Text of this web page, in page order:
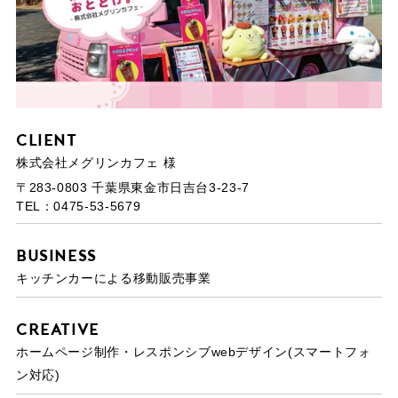
Client
株式会社メグリンカフェ 様
〒283-0803 千葉県東金市日吉台3-23-7
TEL：0475-53-5679
Business
キッチンカーによる移動販売事業
Creative
ホームページ制作・レスポンシブwebデザイン(スマートフォ
ン対応)